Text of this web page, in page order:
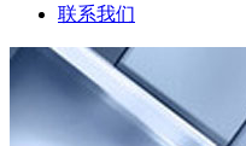
联系我们